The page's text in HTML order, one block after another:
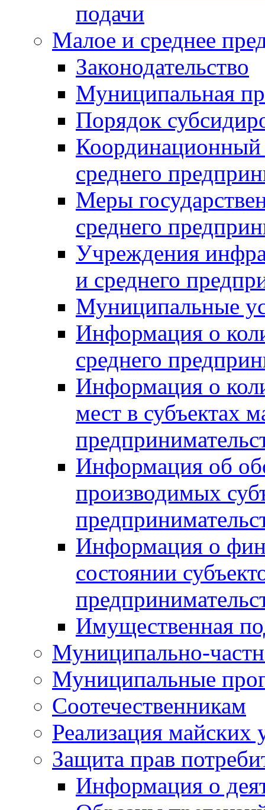
подачи
Малое и среднее
Законодательство
Муниципальная
Порядок
Координационный
среднего
Меры
среднего
Учреждения
и среднего
Муниципальные
Информация о
среднего
Информация о
мест в субъектах
Информация об
производимых
Информация о
состоянии
Имущественная
Муниципально-
Муниципальные
Соотечественникам
Реализация майских
Защита прав
Информация о